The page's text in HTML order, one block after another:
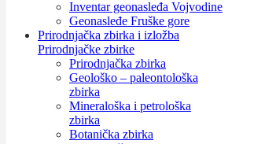
Inventar geonasleđa Vojvodine
Geonasleđe Fruške gore
Prirodnjačka zbirka i izložba
Prirodnjačke zbirke
Prirodnjačka zbirka
Geološko – paleontološka
zbirka
Mineraloška i petrološka
zbirka
Botanička zbirka